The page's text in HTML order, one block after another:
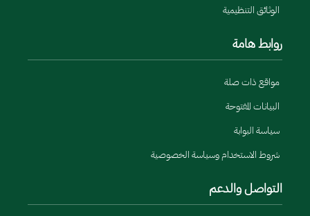
الوثائق التنظيمية
روابط هامة
مواقع ذات صلة
البيانات المفتوحة
سياسة البوابة
شروط الاستخدام وسياسة الخصوصية
التواصل والدعم